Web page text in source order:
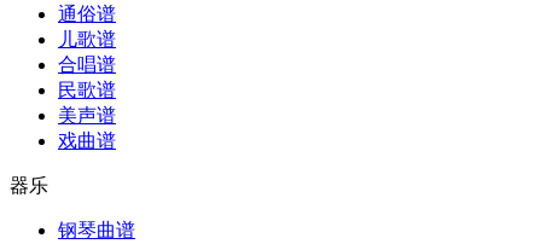
通俗谱
儿歌谱
合唱谱
民歌谱
美声谱
戏曲谱
器乐
钢琴曲谱